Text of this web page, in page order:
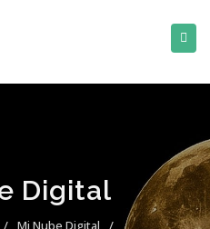
Digital
/ Mi Nube Digital /